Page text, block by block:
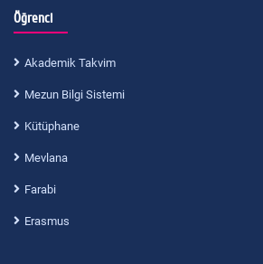
Öğrenci
Akademik Takvim
Mezun Bilgi Sistemi
Kütüphane
Mevlana
Farabi
Erasmus